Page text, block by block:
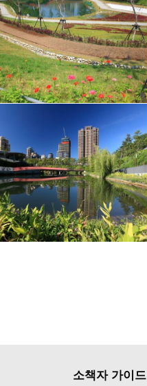
소책자 가이드